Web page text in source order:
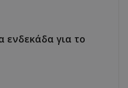
ενδεκάδα για το